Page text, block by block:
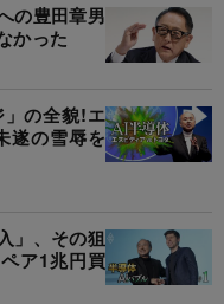
の豊田章男
かった
の全貌!エ
遂の雪辱を
」、その狙
ア1兆円買